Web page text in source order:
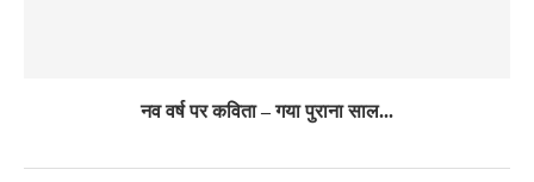
नव वर्ष पर कविता – गया पुराना साल...